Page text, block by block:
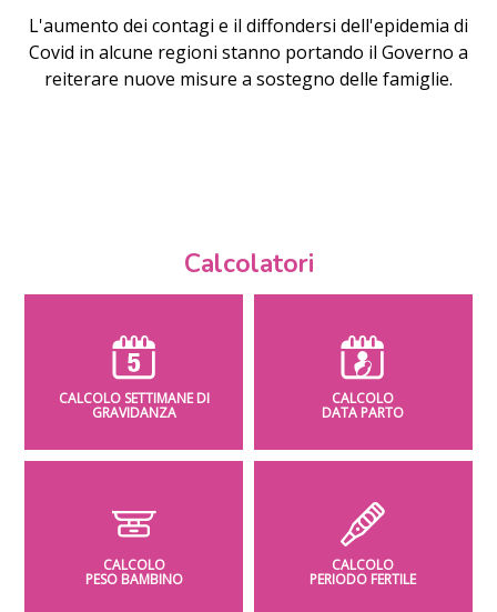
L'aumento dei contagi e il diffondersi dell'epidemia di
Covid in alcune regioni stanno portando il Governo a
reiterare nuove misure a sostegno delle famiglie.
Calcolatori
CALCOLO SETTIMANE DI
GRAVIDANZA
CALCOLO
DATA PARTO
CALCOLO
PESO BAMBINO
CALCOLO
PERIODO FERTILE